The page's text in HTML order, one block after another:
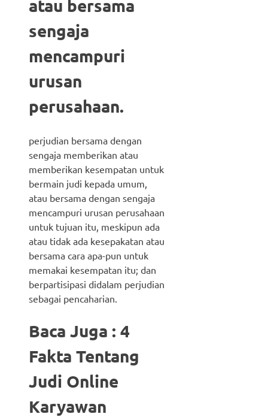
atau bersama
sengaja
mencampuri
urusan
perusahaan.
perjudian bersama dengan
sengaja memberikan atau
memberikan kesempatan untuk
bermain judi kepada umum,
atau bersama dengan sengaja
mencampuri urusan perusahaan
untuk tujuan itu, meskipun ada
atau tidak ada kesepakatan atau
bersama cara apa-pun untuk
memakai kesempatan itu; dan
berpartisipasi didalam perjudian
sebagai pencaharian.
Baca Juga : 4
Fakta Tentang
Judi Online
Karyawan